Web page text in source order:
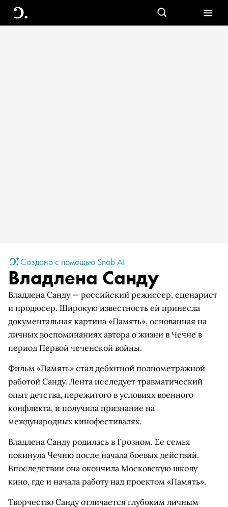
Создано с помощью Snob AI
Владлена Санду
Владлена Санду — российский режиссер, сценарист
и продюсер. Широкую известность ей принесла
документальная картина «Память», основанная на
личных воспоминаниях автора о жизни в Чечне в
период Первой чеченской войны.
Фильм «Память» стал дебютной полнометражной
работой Санду. Лента исследует травматический
опыт детства, пережитого в условиях военного
конфликта, и получила признание на
международных кинофестивалях.
Владлена Санду родилась в Грозном. Ее семья
покинула Чечню после начала боевых действий.
Впоследствии она окончила Московскую школу
кино, где и начала работу над проектом «Память».
Творчество Санду отличается глубоким личным